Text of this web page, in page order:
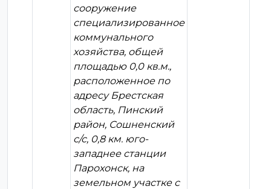
сооружение
специализированное
коммунального
хозяйства, общей
площадью 0,0 кв.м.,
расположенное по
адресу Брестская
область, Пинский
район, Сошненский
с/с, 0,8 км. юго-
западнее станции
Парохонск, на
земельном участке с